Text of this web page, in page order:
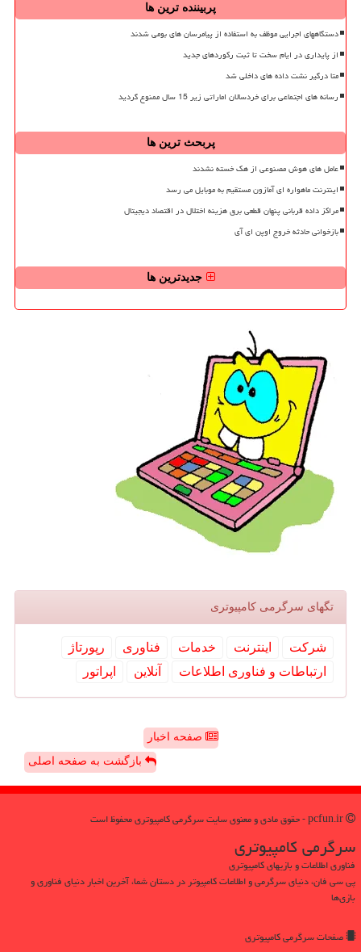
پربیننده ترین ها
دستگاههای اجرایی موظف به استفاده از پیامرسان های بومی شدند
از پایداری در ایام سخت تا ثبت رکوردهای جدید
متا درگیر نشت داده های داخلی شد
رسانه های اجتماعی برای خردسالان اماراتی زیر 15 سال ممنوع گردید
پربحث ترین ها
عامل های هوش مصنوعی از هک خسته نشدند
اینترنت ماهواره ای آمازون مستقیم به موبایل می رسد
مراکز داده قربانی پنهان قطعی برق هزینه اختلال در اقتصاد دیجیتال
بازخوانی حادثه خروج اوپن ای آی
جدیدترین ها
تگهای سرگرمی كامپیوتری
شركت اینترنت خدمات فناوری
رپورتاژ
ارتباطات و فناوری اطلاعات
آنلاین اپراتور
صفحه اخبار
بازگشت به صفحه اصلی
سرگرمی كامپیوتری
فناوری اطلاعات و بازیهای کامپیوتری
پی سی فان، دنیای سرگرمی و اطلاعات کامپیوتر در دستان شما، آخرین اخبار دنیای فناوری و
بازی‌ها
صفحات سرگرمی كامپیوتری